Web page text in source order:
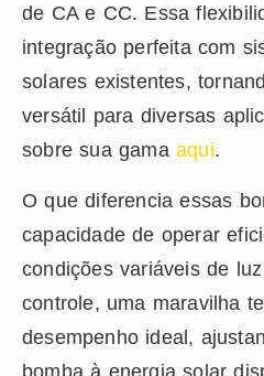
de CA e CC. Essa
integração perfeita com
solares existentes,
versátil para diversas
sobre sua gama aqui.
O que diferencia essas
capacidade de operar
condições variáveis de
controle, uma maravilha
desempenho ideal,
bomba à energia solar